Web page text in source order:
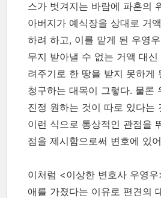
스가 벗겨지는 바람에 파혼의
아버지가 예식장을 상대로 거
하려 하고, 이를 맡게 된 우영
무지 받아낼 수 없는 거액 대
려주기로 한 땅을 받지 못하게
청구하는 대목이 그렇다. 물론
진정 원하는 것이 따로 있다는
이런 식으로 통상적인 관점을
점을 제시함으로써 변호에 있
이처럼 <이상한 변호사 우영
애를 가졌다는 이유로 편견의